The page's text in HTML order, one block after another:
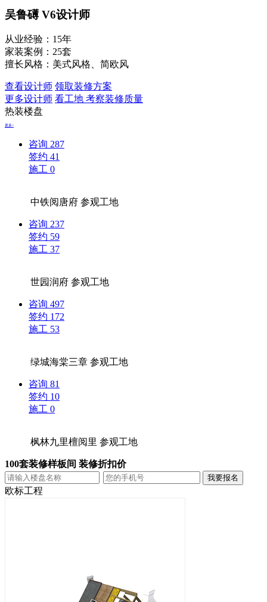
吴鲁礡V6设计师
从业经验：15年
家装案例：25套
擅长风格：美式风格、简欧风
查看设计师 领取装修方案
更多设计师 看工地 考察装修质量
热装楼盘
更多>
咨询 287
签约 41
施工 0
中铁阅唐府参观工地
咨询 237
签约 59
施工 37
世园润府参观工地
咨询 497
签约 172
施工 53
绿城海棠三章参观工地
咨询 81
签约 10
施工 0
枫林九里檀阅里参观工地
100套装修样板间 装修折扣价
欧标工程